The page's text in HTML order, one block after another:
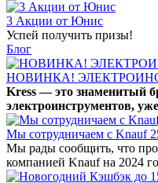
3 Акции от Юнис
Успей получить призы!
Блог
НОВИНКА!
Kress — это знаменитый
электроинструментов,
Мы сотрудничаем с Knauf
Мы рады сообщить, что
компанией Knauf на 2024